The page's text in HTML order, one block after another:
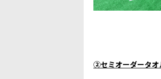
②セミオーダータオ